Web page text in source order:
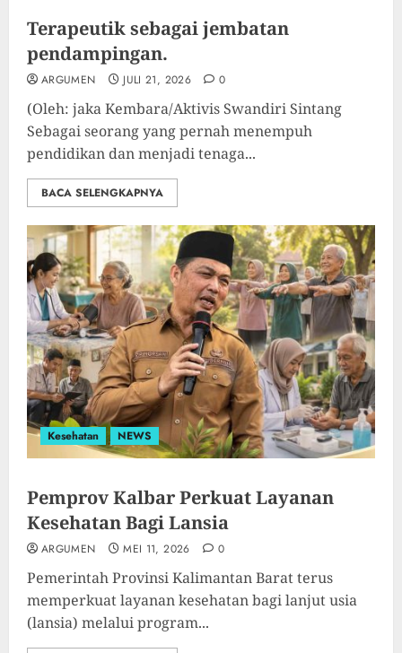
Terapeutik sebagai jembatan
pendampingan.
ARGUMEN JULI 21, 2026 0
(Oleh: jaka Kembara/Aktivis Swandiri Sintang
Sebagai seorang yang pernah menempuh
pendidikan dan menjadi tenaga...
BACA SELENGKAPNYA
Kesehatan NEWS
Pemprov Kalbar Perkuat Layanan
Kesehatan Bagi Lansia
ARGUMEN MEI 11, 2026 0
Pemerintah Provinsi Kalimantan Barat terus
memperkuat layanan kesehatan bagi lanjut usia
(lansia) melalui program...